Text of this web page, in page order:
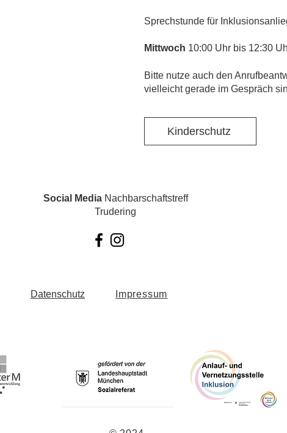
Sprechstunde für
Mittwoch 10:00 Uhr bis 12:30
​Bitte nutze auch den
vielleicht gerade im Gespräch
Kinderschutz
Social MediaNachbarschaftstreff
Trudering
Datenschutz Impressum